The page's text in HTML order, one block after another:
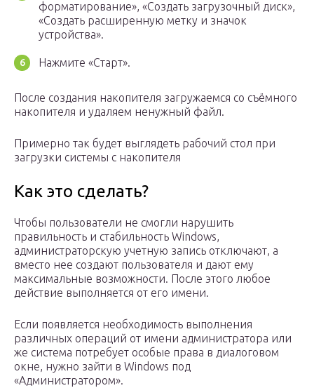
форматирование», «Создать загрузочный диск»,
«Создать расширенную метку и значок
устройства».
Нажмите «Старт».
После создания накопителя загружаемся со съёмного
накопителя и удаляем ненужный файл.
Примерно так будет выглядеть рабочий стол при
загрузки системы с накопителя
Как это сделать?
Чтобы пользователи не смогли нарушить
правильность и стабильность Windows,
администраторскую учетную запись отключают, а
вместо нее создают пользователя и дают ему
максимальные возможности. После этого любое
действие выполняется от его имени.
Если появляется необходимость выполнения
различных операций от имени администратора или
же система потребует особые права в диалоговом
окне, нужно зайти в Windows под
«Администратором».